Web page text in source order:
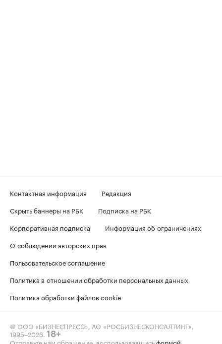
Контактная информация
Редакция
Скрыть баннеры на РБК
Подписка на РБК
Корпоративная подписка
Информация об ограничениях
О соблюдении авторских прав
Пользовательское соглашение
Политика в отношении обработки персональных данных
Политика обработки файлов cookie
© ООО «БИЗНЕСПРЕСС», АО «РОСБИЗНЕСКОНСАЛТИНГ»,
1995–2026. 18+
Отправьте нам обращение, воспользовавшисьформой